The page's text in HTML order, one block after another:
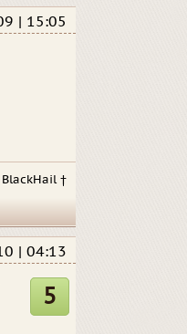
| 15:05
BlackHail †
| 04:13
5